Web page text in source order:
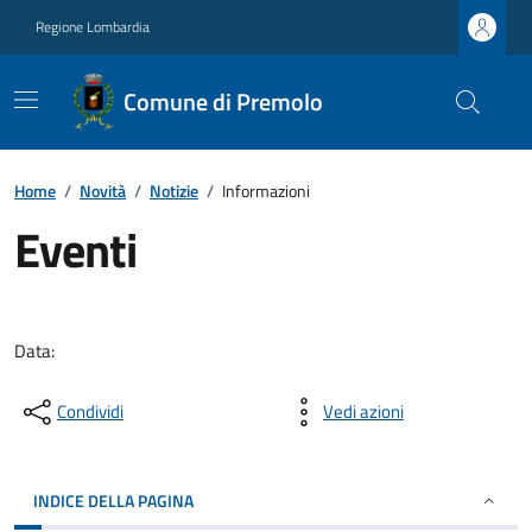
Regione Lombardia
Comune di Premolo
Home / Novità / Notizie / Informazioni
Eventi
Data:
Condividi Vedi azioni
INDICE DELLA PAGINA